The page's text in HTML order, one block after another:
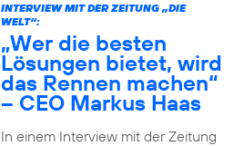
INTERVIEW MIT DER ZEITUNG „DIE
WELT“:
„Wer die besten
Lösungen bietet, wird
das Rennen machen“
– CEO Markus Haas
In einem Interview mit der Zeitung